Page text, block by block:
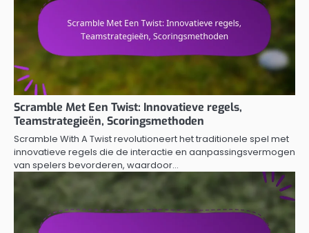
Scramble Met Een Twist: Innovatieve regels,
Teamstrategieën, Scoringsmethoden
Scramble With A Twist revolutioneert het traditionele spel met
innovatieve regels die de interactie en aanpassingsvermogen
van spelers bevorderen, waardoor…